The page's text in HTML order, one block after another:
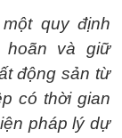
quy định
hoãn và giữ
động sản từ
có thời gian
pháp lý dự